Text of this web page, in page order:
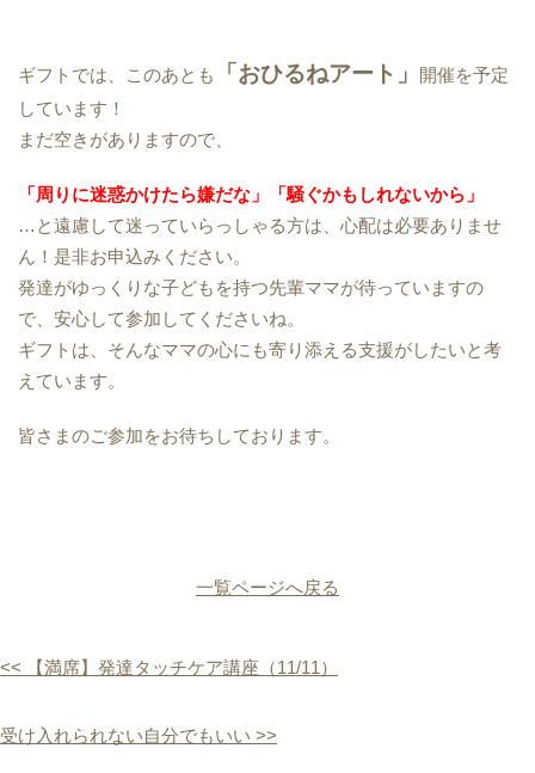
ギフトでは、このあとも 「おひるねアート」
開催を予定
しています！
まだ空きがありますので、
「周りに迷惑かけたら嫌だな」「騒ぐかもしれないから」
…と遠慮して迷っていらっしゃる方は、心配は必要ありませ
ん！是非お申込みください。
発達がゆっくりな子どもを持つ先輩ママが待っていますの
で、安心して参加してくださいね。
ギフトは、そんなママの心にも寄り添える支援がしたいと考
えています。
皆さまのご参加をお待ちしております。
一覧ページへ戻る
<< 【満席】発達タッチケア講座（11/11）
受け入れられない自分でもいい >>